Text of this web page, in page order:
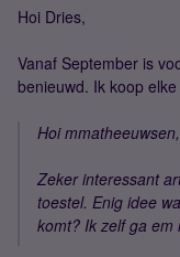
Hoi Dries,
Vanaf September is
benieuwd. Ik koop
Hoi mmatheeuwsen,
Zeker interessant
toestel. Enig idee
komt? Ik zelf ga em